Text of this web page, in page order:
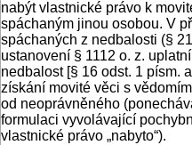
nabýt vlastnické právo k
spáchaným jinou osobou. V
spáchaných z nedbalosti (§
ustanovení § 1112 o. z.
nedbalost [§ 16 odst. 1 písm.
získání movité věci s
od neoprávněného
formulaci vyvolávající
vlastnické právo „nabyto“).